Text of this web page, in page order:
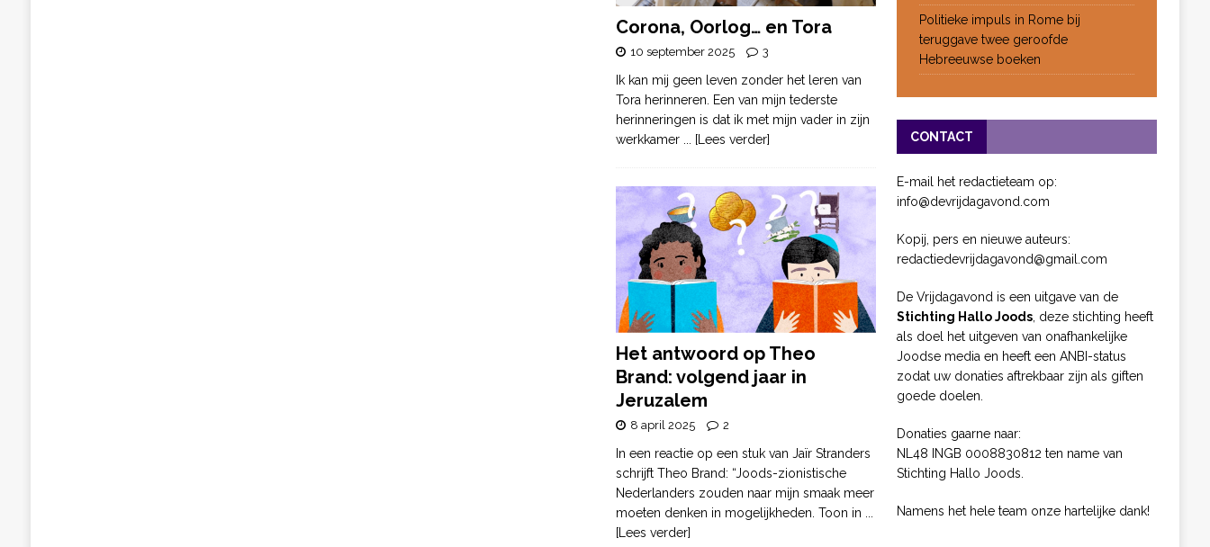
Corona, Oorlog… en Tora
10 september 2025 3
Ik kan mij geen leven zonder het leren van
Tora herinneren. Een van mijn tederste
herinneringen is dat ik met mijn vader in zijn
werkkamer ... [Lees verder]
Het antwoord op Theo
Brand: volgend jaar in
Jeruzalem
8 april 2025 2
In een reactie op een stuk van Jaïr Stranders
schrijft Theo Brand: “Joods-zionistische
Nederlanders zouden naar mijn smaak meer
moeten denken in mogelijkheden. Toon in
[Lees verder]
Politieke impuls in Rome bij
teruggave twee geroofde
Hebreeuwse boeken
CONTACT
E-mail het redactieteam op:
info@devrijdagavond.com
Kopij, pers en nieuwe auteurs:
redactiedevrijdagavond@gmail.com
De Vrijdagavond is een uitgave van de
Stichting Hallo Joods, deze stichting heeft
als doel het uitgeven van onafhankelijke
Joodse media en heeft een ANBI-status
zodat uw donaties aftrekbaar zijn als giften
goede doelen.
Donaties gaarne naar:
NL48 INGB 0008830812 ten name van
Stichting Hallo Joods.
Namens het hele team onze hartelijke dank!